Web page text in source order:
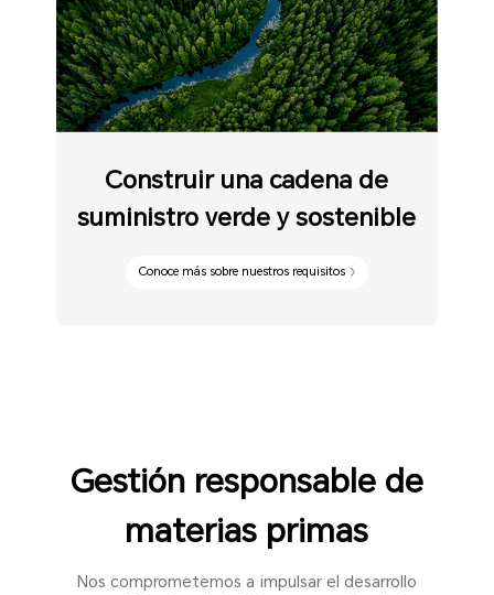
Construir una cadena de
suministro verde y sostenible
Conoce más sobre nuestros requisitos
Gestión responsable de
materias primas
Nos comprometemos a impulsar el desarrollo